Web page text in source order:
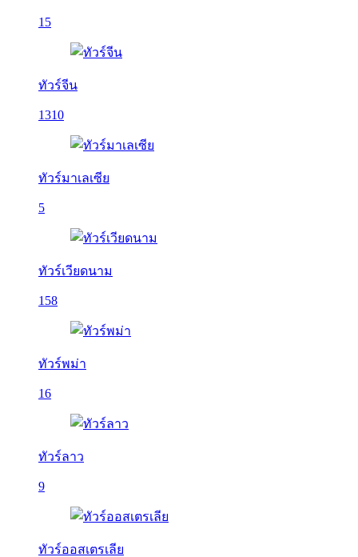
15
ทัวร์จีน
1310
ทัวร์มาเลเซีย
5
ทัวร์เวียดนาม
158
ทัวร์พม่า
16
ทัวร์ลาว
9
ทัวร์ออสเตรเลีย